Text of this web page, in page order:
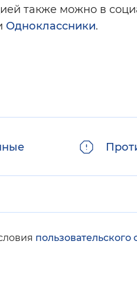
также можно в
Одноклассники.
пользовательского